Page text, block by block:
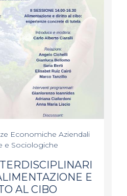
Economiche Aziendali
e Sociologiche
E
AL CIBO